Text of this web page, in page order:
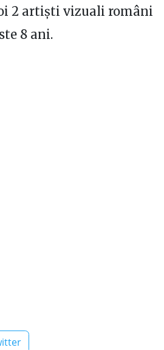
2 artiști vizuali români
8 ani.